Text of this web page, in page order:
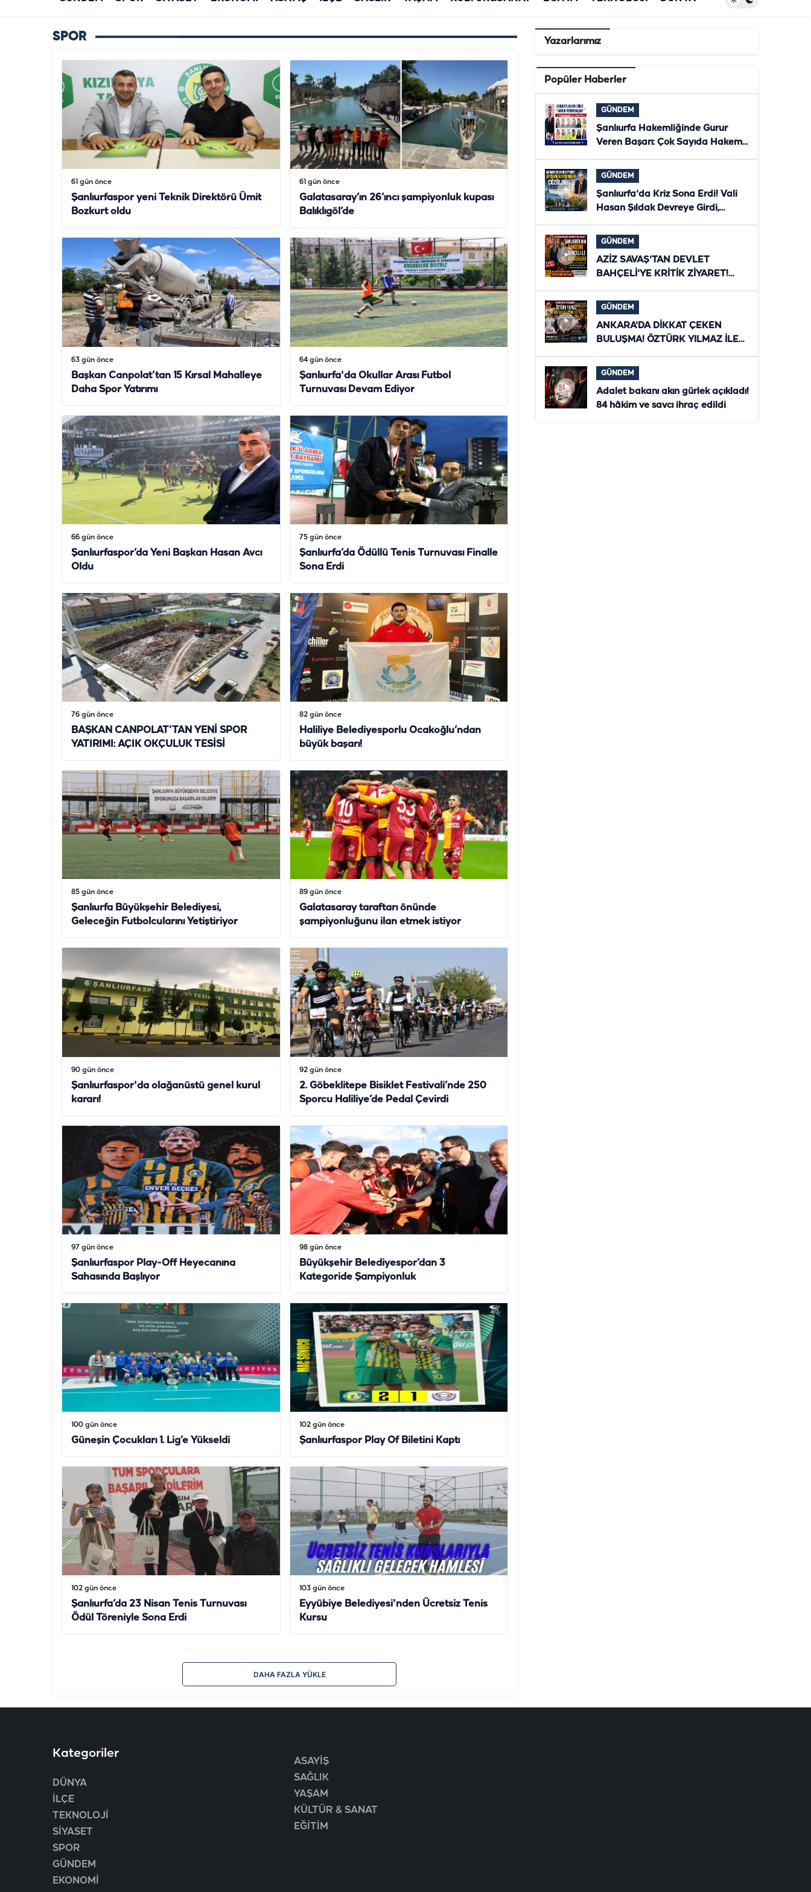
SPOR
61 gün önce
Şanlıurfaspor yeni Teknik Direktörü Ümit
Bozkurt oldu
61 gün önce
Galatasaray’ın 26’ıncı şampiyonluk kupası
Balıklıgöl’de
63 gün önce
Başkan Canpolat’tan 15 Kırsal Mahalleye
Daha Spor Yatırımı
64 gün önce
Şanlıurfa'da Okullar Arası Futbol
Turnuvası Devam Ediyor
66 gün önce
Şanlıurfaspor’da Yeni Başkan Hasan Avcı
Oldu
75 gün önce
Şanlıurfa’da Ödüllü Tenis Turnuvası Finalle
Sona Erdi
76 gün önce
BAŞKAN CANPOLAT’TAN YENİ SPOR
YATIRIMI: AÇIK OKÇULUK TESİSİ
82 gün önce
Haliliye Belediyesporlu Ocakoğlu’ndan
büyük başarı!
85 gün önce
Şanlıurfa Büyükşehir Belediyesi,
Geleceğin Futbolcularını Yetiştiriyor
89 gün önce
Galatasaray taraftarı önünde
şampiyonluğunu ilan etmek istiyor
90 gün önce
Şanlıurfaspor'da olağanüstü genel kurul
kararı!
92 gün önce
2. Göbeklitepe Bisiklet Festivali’nde 250
Sporcu Haliliye’de Pedal Çevirdi
97 gün önce
Şanlıurfaspor Play-Off Heyecanına
Sahasında Başlıyor
98 gün önce
Büyükşehir Belediyespor’dan 3
Kategoride Şampiyonluk
100 gün önce
Güneşin Çocukları 1. Lig’e Yükseldi
102 gün önce
Şanlıurfaspor Play Of Biletini Kaptı
102 gün önce
Şanlıurfa’da 23 Nisan Tenis Turnuvası
Ödül Töreniyle Sona Erdi
103 gün önce
Eyyübiye Belediyesi'nden Ücretsiz Tenis
Kursu
DAHA FAZLA YÜKLE
Yazarlarımız
Popüler Haberler
GÜNDEM
Şanlıurfa Hakemliğinde Gurur
Veren Başarı: Çok Sayıda Hakem
Yükseldi
GÜNDEM
Şanlıurfa'da Kriz Sona Erdi! Vali
Hasan Şıldak Devreye Girdi,
GÜNDEM
AZİZ SAVAŞ'TAN DEVLET
BAHÇELİ'YE KRİTİK ZİYARET!
MASAYA YATIRILDI
GÜNDEM
ANKARA'DA DİKKAT ÇEKEN
BULUŞMA! ÖZTÜRK YILMAZ İLE
GELECEĞİNİ MASAYA YATIRDI
GÜNDEM
Adalet bakanı akın gürlek açıkladı!
84 hâkim ve savcı ihraç edildi
Kategoriler
DÜNYA
İLÇE
TEKNOLOJİ
SİYASET
SPOR
GÜNDEM
EKONOMİ
ASAYİŞ
SAĞLIK
YAŞAM
KÜLTÜR & SANAT
EĞİTİM